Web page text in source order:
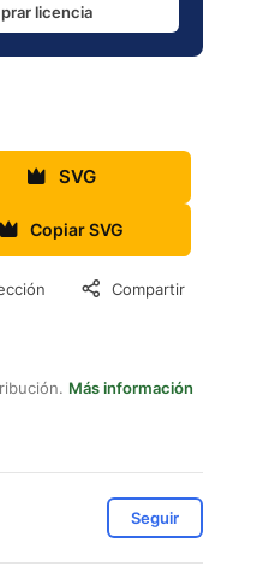
licencia
SVG
Copiar SVG
Compartir
Más información
Seguir